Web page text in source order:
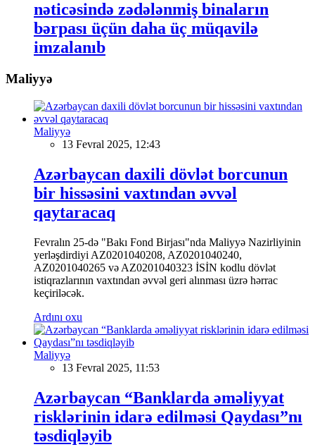
nəticəsində zədələnmiş binaların
bərpası üçün daha üç müqavilə
imzalanıb
Maliyyə
Maliyyə
13 Fevral 2025, 12:43
Azərbaycan daxili dövlət borcunun
bir hissəsini vaxtından əvvəl
qaytaracaq
Fevralın 25-də "Bakı Fond Birjası"nda Maliyyə Nazirliyinin
yerləşdirdiyi AZ0201040208, AZ0201040240,
AZ0201040265 və AZ0201040323 İSİN kodlu dövlət
istiqrazlarının vaxtından əvvəl geri alınması üzrə hərrac
keçiriləcək.
Ardını oxu
Maliyyə
13 Fevral 2025, 11:53
Azərbaycan “Banklarda əməliyyat
risklərinin idarə edilməsi Qaydası”nı
təsdiqləyib